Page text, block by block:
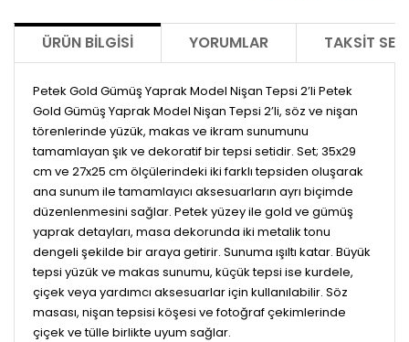
ÜRÜN BILGISI YORUMLAR TAKSIT
Petek Gold Gümüş Yaprak Model Nişan Tepsi 2’li Petek
Gold Gümüş Yaprak Model Nişan Tepsi 2’li, söz ve nişan
törenlerinde yüzük, makas ve ikram sunumunu
tamamlayan şık ve dekoratif bir tepsi setidir. Set; 35x29
cm ve 27x25 cm ölçülerindeki iki farklı tepsiden oluşarak
ana sunum ile tamamlayıcı aksesuarların ayrı biçimde
düzenlenmesini sağlar. Petek yüzey ile gold ve gümüş
yaprak detayları, masa dekorunda iki metalik tonu
dengeli şekilde bir araya getirir. Sunuma ışıltı katar. Büyük
tepsi yüzük ve makas sunumu, küçük tepsi ise kurdele,
çiçek veya yardımcı aksesuarlar için kullanılabilir. Söz
masası, nişan tepsisi köşesi ve fotoğraf çekimlerinde
çiçek ve tülle birlikte uyum sağlar.